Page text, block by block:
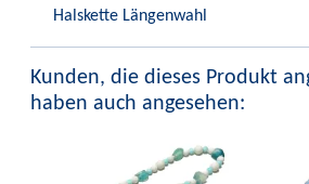
Halskette Längenwahl
Kunden, die dieses Produkt
haben auch angesehen: